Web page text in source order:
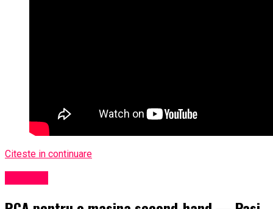
Citeste in continuare